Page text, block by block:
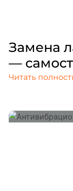
Замена
—
Читать